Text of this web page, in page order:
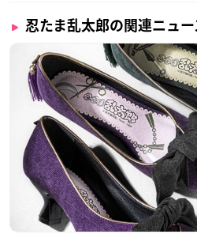
忍たま乱太郎の関連ニュ